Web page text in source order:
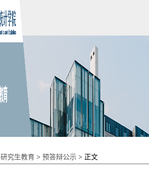
研究生教育 > 预答辩公示 > 正文